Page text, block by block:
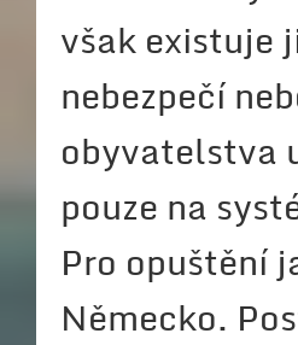
však existuje
nebezpečí
obyvatelstva
pouze na
Pro opuštění
Německo.